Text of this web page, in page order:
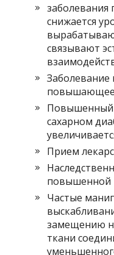
заболевания
снижается
связывают
Заболевание
повышающее
Повышенный
сахарном
Прием
повышенной
Частые
замещению
ткани